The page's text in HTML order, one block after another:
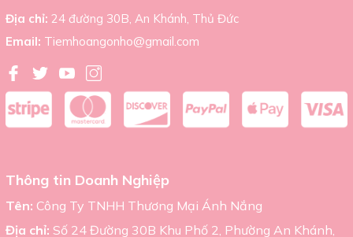
Địa chỉ: 24 đường 30B, An Khánh, Thủ Đức
Email: Tiemhoangonho@gmail.com
Thông tin Doanh Nghiệp
Tên: Công Ty TNHH Thương Mại Ánh Nắng
Địa chỉ: Số 24 Đường 30B Khu Phố 2, Phường An Khánh,